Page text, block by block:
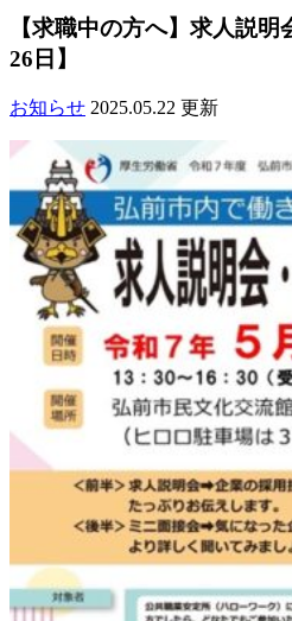
【求職中の方へ】求人説明
26日】
お知らせ 2025.05.22 更新